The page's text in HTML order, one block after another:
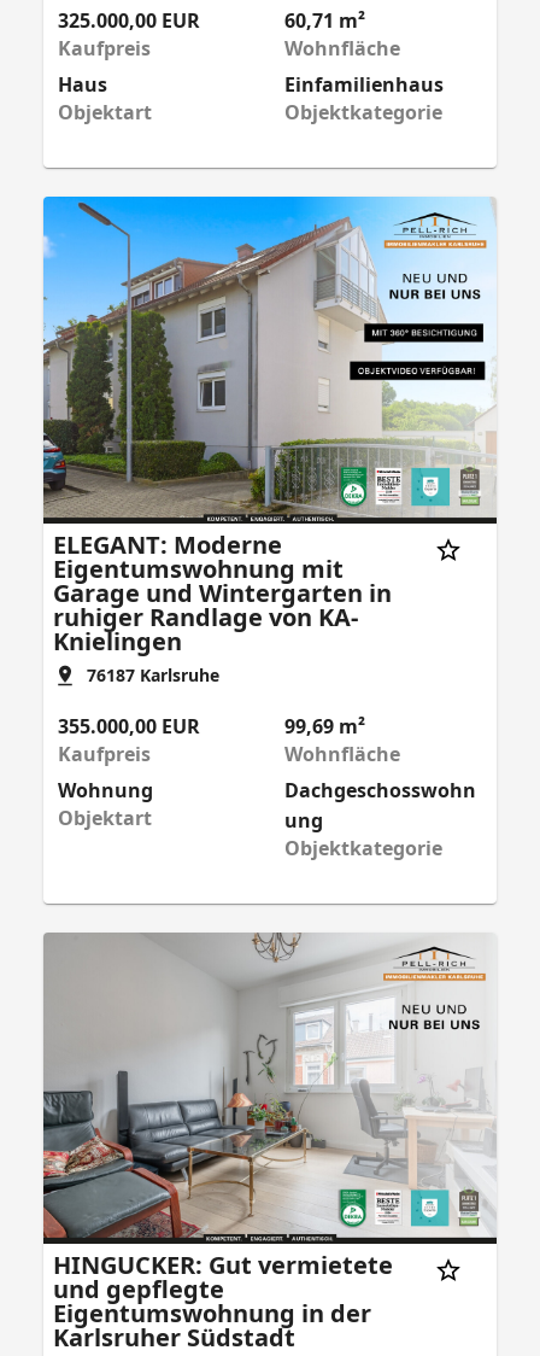
325.000,00 EUR
Kaufpreis
60,71 m²
Wohnfläche
Haus
Objektart
Einfamilienhaus
Objektkategorie
ELEGANT: Moderne
Eigentumswohnung mit
Garage und Wintergarten in
ruhiger Randlage von KA-
Knielingen
76187 Karlsruhe
355.000,00 EUR
Kaufpreis
99,69 m²
Wohnfläche
Wohnung
Objektart
Dachgeschosswohn
ung
Objektkategorie
HINGUCKER: Gut vermietete
und gepflegte
Eigentumswohnung in der
Karlsruher Südstadt